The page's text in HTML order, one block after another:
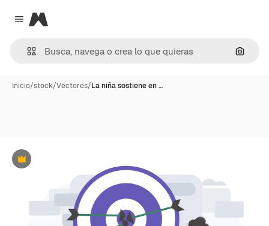
Close menu
Magnific
Inicio/stock/Vectores/La niña sostiene en …
Premium